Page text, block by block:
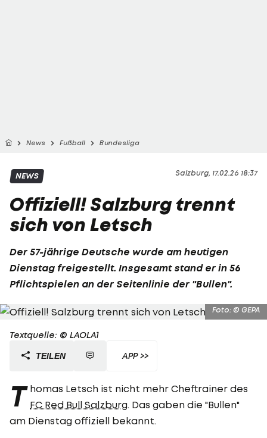
News Fußball Bundesliga
Salzburg, 17.02.26 18:37
NEWS
Offiziell! Salzburg trennt
sich von Letsch
Der 57-jährige Deutsche wurde am heutigen
Dienstag freigestellt. Insgesamt stand er in 56
Pflichtspielen an der Seitenlinie der "Bullen".
Foto: © GEPA
Textquelle: © LAOLA1
TEILEN APP >>
T homas Letsch ist nicht mehr Cheftrainer des
FC Red Bull Salzburg. Das gaben die "Bullen"
am Dienstag offiziell bekannt.